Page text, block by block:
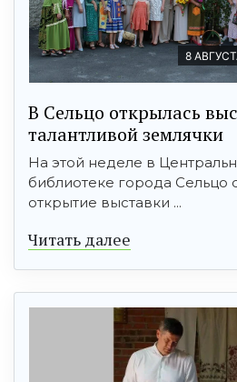
8
В Сельцо открылась
талантливой землячки
На этой неделе в
библиотеке города Сельцо
открытие выставки ...
Читать далее